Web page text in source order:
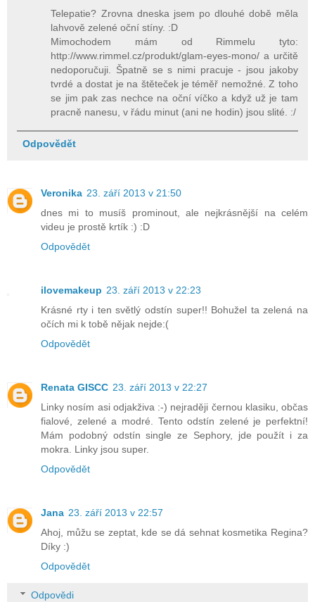
Telepatie? Zrovna dneska jsem po dlouhé době měla
lahvově zelené oční stíny. :D
Mimochodem mám od Rimmelu tyto:
http://www.rimmel.cz/produkt/glam-eyes-mono/ a určitě
nedoporučuji. Špatně se s nimi pracuje - jsou jakoby
tvrdé a dostat je na štěteček je téměř nemožné. Z toho
se jim pak zas nechce na oční víčko a když už je tam
pracně nanesu, v řádu minut (ani ne hodin) jsou slité. :/
Odpovědět
Veronika 23. září 2013 v 21:50
dnes mi to musíš prominout, ale nejkrásnější na celém
videu je prostě krtík :) :D
Odpovědět
ilovemakeup 23. září 2013 v 22:23
Krásné rty i ten světlý odstín super!! Bohužel ta zelená na
očích mi k tobě nějak nejde:(
Odpovědět
Renata GISCC 23. září 2013 v 22:27
Linky nosím asi odjakživa :-) nejraději černou klasiku, občas
fialové, zelené a modré. Tento odstín zelené je perfektní!
Mám podobný odstín single ze Sephory, jde použít i za
mokra. Linky jsou super.
Odpovědět
Jana 23. září 2013 v 22:57
Ahoj, můžu se zeptat, kde se dá sehnat kosmetika Regina?
Díky :)
Odpovědět
Odpovědi